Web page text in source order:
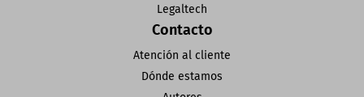
Legaltech
Contacto
Atención al cliente
Dónde estamos